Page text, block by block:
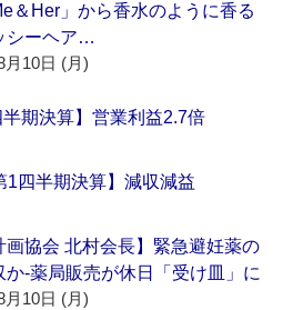
＆Her」から香水のように香る
シーヘア…
月10日 (月)
半期決算】営業利益2.7倍
1四半期決算】減収減益
画協会 北村会長】緊急避妊薬の
か‐薬局販売が休日「受け皿」に
月10日 (月)